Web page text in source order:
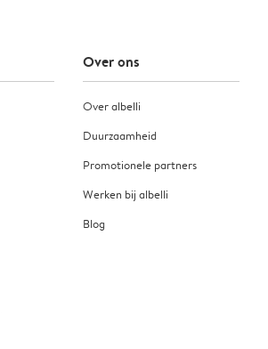
Over ons
Over albelli
Duurzaamheid
Promotionele partners
Werken bij albelli
Blog